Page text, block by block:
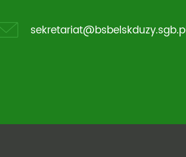
sekretariat@bsbelskduzy.sgb.pl